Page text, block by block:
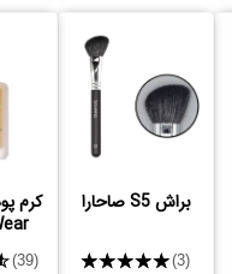
براش S5 صاحارا
★★★★★(3)
کرم
(39)